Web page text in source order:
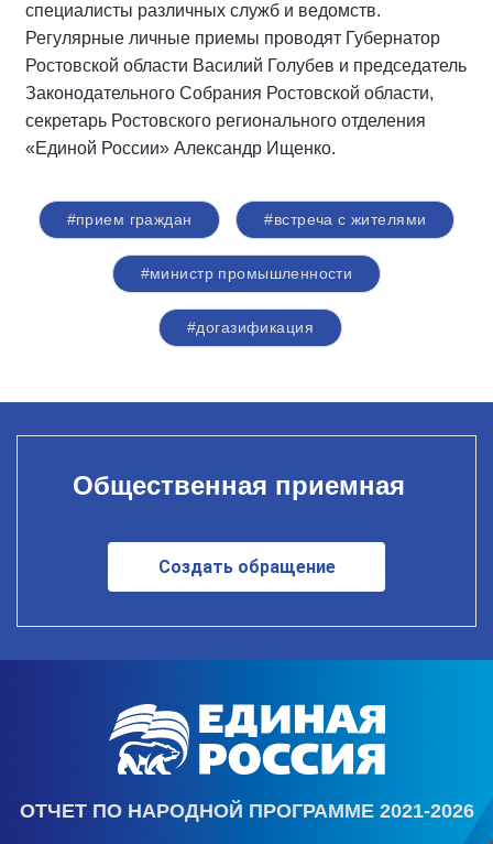
специалисты различных служб и ведомств.
Регулярные личные приемы проводят Губернатор
Ростовской области Василий Голубев и председатель
Законодательного Собрания Ростовской области,
секретарь Ростовского регионального отделения
«Единой России» Александр Ищенко.
#прием граждан #встреча с жителями
#министр промышленности
#догазификация
Общественная приемная
Создать обращение
ОТЧЕТ ПО НАРОДНОЙ ПРОГРАММЕ 2021-2026